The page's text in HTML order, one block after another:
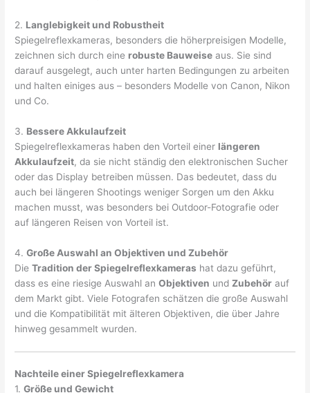
2. Langlebigkeit und Robustheit
Spiegelreflexkameras, besonders die höherpreisigen Modelle,
zeichnen sich durch eine robuste Bauweise aus. Sie sind
darauf ausgelegt, auch unter harten Bedingungen zu arbeiten
und halten einiges aus – besonders Modelle von Canon, Nikon
und Co.
3. Bessere Akkulaufzeit
Spiegelreflexkameras haben den Vorteil einer längeren
Akkulaufzeit, da sie nicht ständig den elektronischen Sucher
oder das Display betreiben müssen. Das bedeutet, dass du
auch bei längeren Shootings weniger Sorgen um den Akku
machen musst, was besonders bei Outdoor-Fotografie oder
auf längeren Reisen von Vorteil ist.
4.Große Auswahl an Objektiven und Zubehör
DieTradition der Spiegelreflexkameras hat dazu geführt,
dass es eine riesige Auswahl anObjektiven undZubehör auf
dem Markt gibt. Viele Fotografen schätzen die große Auswahl
und die Kompatibilität mit älteren Objektiven, die über Jahre
hinweg gesammelt wurden.
Nachteile einer Spiegelreflexkamera
1.Größe und Gewicht